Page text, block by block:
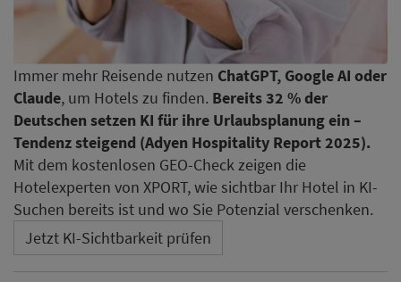
Immer mehr Reisende nutzen ChatGPT, Google AI oder
Claude, um Hotels zu finden. Bereits 32 % der
Deutschen setzen KI für ihre Urlaubsplanung ein –
Tendenz steigend (Adyen Hospitality Report 2025).
Mit dem kostenlosen GEO-Check zeigen die
Hotelexperten von XPORT, wie sichtbar Ihr Hotel in KI-
Suchen bereits ist und wo Sie Potenzial verschenken.
Jetzt KI-Sichtbarkeit prüfen